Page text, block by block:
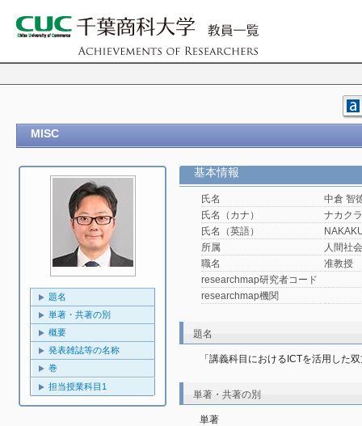
MISC
題名
単著・共著の別
概要
発表雑誌等の名称
巻
担当授業科目1
基本情報
氏名
中倉 智
氏名（カナ）
ナカク
氏名（英語）
所属
人間社
職名
准教授
researchmap研究者コード
researchmap機関
題名
「講義科目におけるICTを活用した
単著・共著の別
単著